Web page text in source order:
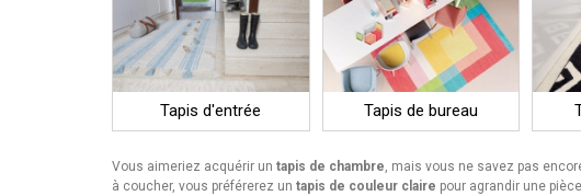
Tapis d'entrée Tapis de bureau
Vous aimeriez acquérir un tapis de chambre, mais vous ne savez pas
à coucher, vous préférerez un tapis de couleur claire pour agrandir une